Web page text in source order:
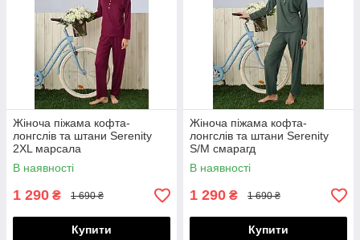
Жіноча піжама кофта-
лонгслів та штани Serenity
2XL марсала
В наявності
1 290 ₴ 1 690 ₴
Купити
Жіноча піжама кофта-
лонгслів та штани Serenity
S/M смарагд
В наявності
1 290 ₴ 1 690 ₴
Купити